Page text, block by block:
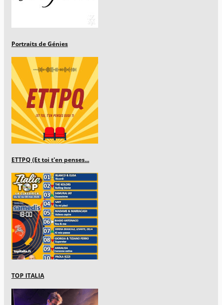
Portraits de Génies
ETTPQ (Et toi t'en penses...
TOP ITALIA